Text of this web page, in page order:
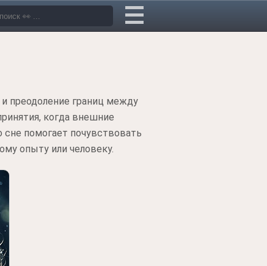
преодоление границ между
когда внешние
помогает почувствовать
опыту или человеку.